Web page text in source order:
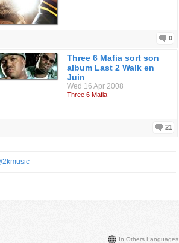
0
Three 6 Mafia sort son
album Last 2 Walk en
Juin
Wed 16 Apr 2008
Three 6 Mafia
21
In Others Languages